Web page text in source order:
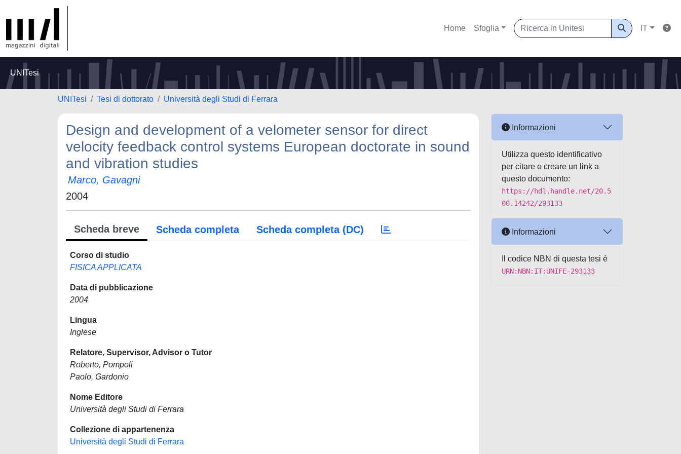
Home Sfoglia IT
UNITesi
UNITesi Tesi di dottorato Università degli Studi di Ferrara
Design and development of a velometer sensor for direct
velocity feedback control systems European doctorate in sound
and vibration studies
Marco, Gavagni
2004
Scheda breve Scheda completa Scheda completa (DC)
Corso di studio
FISICA APPLICATA
Data di pubblicazione
2004
Lingua
Inglese
Relatore, Supervisor, Advisor o Tutor
Roberto, Pompoli
Paolo, Gardonio
Nome Editore
Università degli Studi di Ferrara
Collezione di appartenenza
Università degli Studi di Ferrara
Informazioni
Utilizza questo identificativo
per citare o creare un link a
questo documento:
https://hdl.handle.net/20.5
00.14242/293133
Informazioni
Il codice NBN di questa tesi è
URN:NBN:IT:UNIFE-293133